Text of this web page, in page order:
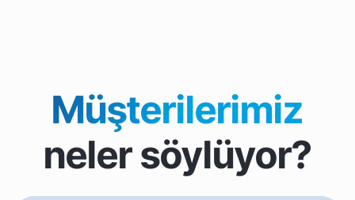
Müşterilerimiz
neler söylüyor?